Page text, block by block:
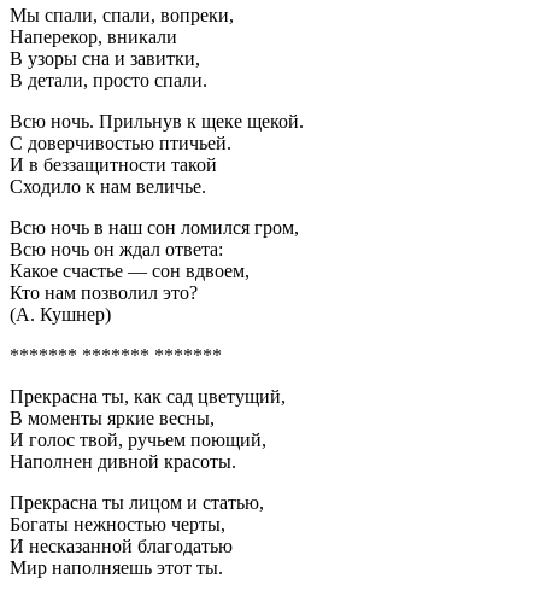
Мы спали, спали, вопреки,
Наперекор, вникали
В узоры сна и завитки,
В детали, просто спали.
Всю ночь. Прильнув к щеке щекой.
С доверчивостью птичьей.
И в беззащитности такой
Сходило к нам величье.
Всю ночь в наш сон ломился гром,
Всю ночь он ждал ответа:
Какое счастье — сон вдвоем,
Кто нам позволил это?
(А. Кушнер)
******* ******* *******
Прекрасна ты, как сад цветущий,
В моменты яркие весны,
И голос твой, ручьем поющий,
Наполнен дивной красоты.
Прекрасна ты лицом и статью,
Богаты нежностью черты,
И несказанной благодатью
Мир наполняешь этот ты.